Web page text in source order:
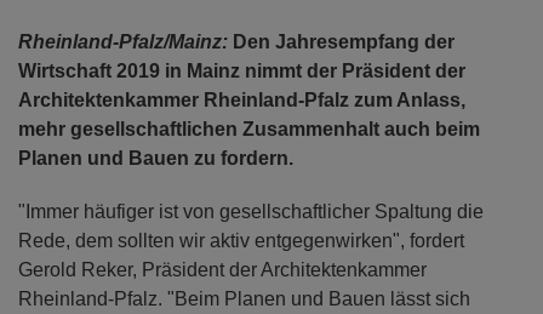
Rheinland-Pfalz/Mainz: Den Jahresempfang der
Wirtschaft 2019 in Mainz nimmt der Präsident der
Architektenkammer Rheinland-Pfalz zum Anlass,
mehr gesellschaftlichen Zusammenhalt auch beim
Planen und Bauen zu fordern.
"Immer häufiger ist von gesellschaftlicher Spaltung die
Rede, dem sollten wir aktiv entgegenwirken", fordert
Gerold Reker, Präsident der Architektenkammer
Rheinland-Pfalz. "Beim Planen und Bauen lässt sich